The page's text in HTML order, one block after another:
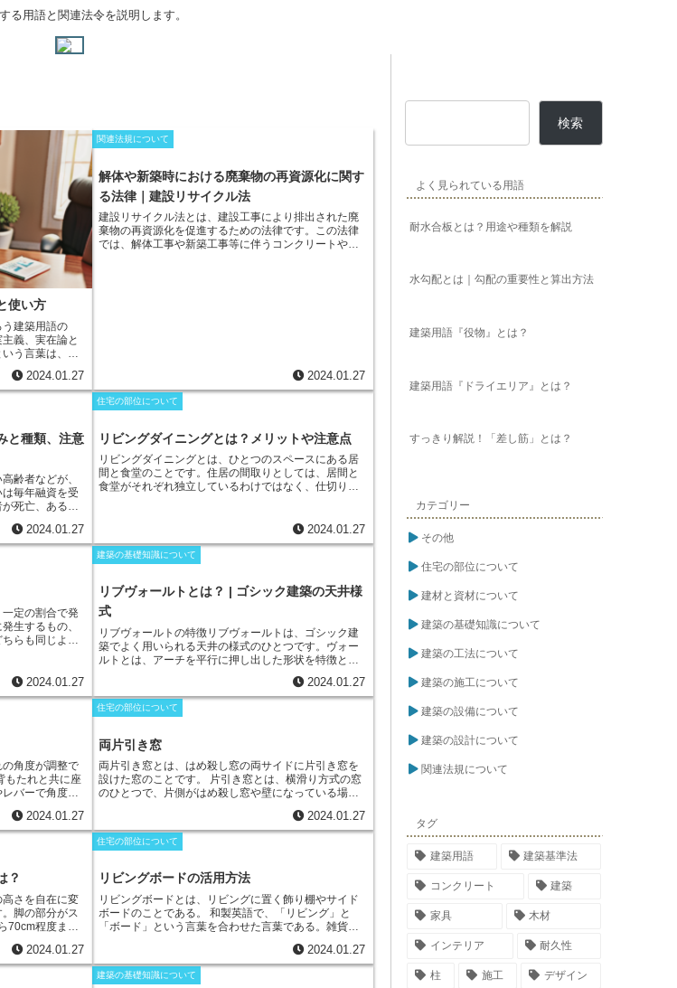
る用語と関連法令を説明します。
使い方
う建築用語の
義、実在論と
う言葉は、ラ
装を、現実世界
します。リア
デザインを追
・コルビュジエ
・デル・ローエ
れます。
2024.01.27
関連法規について
解体や新築時における廃棄物の再資源化に関す
る法律｜建設リサイクル法
建設リサイクル法とは、建設工事により排出された廃
棄物の再資源化を促進するための法律です。この法律
では、解体工事や新築工事等に伴うコンクリートや木
埋め立て処分されています。建設リサイクル法では、
これらの資材を再資源化して、新たな建設資材として
利用することを促進しています。これにより、廃棄物
た、建設リサイクル法では、建設資材の再資源化を促
進するために、建設業者に対する補助金や優遇税制な
どの支援策を講じています。建設リサイクル法は、建
設業界の環境負荷を軽減し、資源の有効活用を促進す
るための重要な法律です。この法律の施行により、建
2024.01.27
と種類、注意
齢者などが、
毎年融資を受
が死亡、あるい
関に担保として
モーゲージ
場合は、
いた残額を受
済期限の時に
却するか、自
があるのが大
2024.01.27
住宅の部位について
リビングダイニングとは？メリットや注意点
リビングダイニングとは、ひとつのスペースにある居
間と食堂のことです。住居の間取りとしては、居間と
食堂がそれぞれ独立しているわけではなく、仕切りを
ペースにし、どこからを居間＝リビングのスペースに
するかは、それぞれの住人次第となります。不動産物
件の用語として、「K」はキッチン、「D」はダイニン
グ（食堂）、「L」はリビング（居間）を表し、「リビ
ングダイニング」は「LD」として表されます。なお、
「リビングダイニング」の場合、キッチンとは独立し
ているため、キッチン独特の生活感などが、リビング
2024.01.27
定の割合で発
生するもの、
らも同じよう
発生するのは、
めです。相対的
るために利息
の景気によっ
2024.01.27
建築の基礎知識について
リブヴォールトとは？ | ゴシック建築の天井様
式
リブヴォールトの特徴リブヴォールトは、ゴシック建
築でよく用いられる天井の様式のひとつです。ヴォー
ルトとは、アーチを平行に押し出した形状を特徴とす
呼びます。リブヴォールトは、横断アーチとその対角
線のアーチをリブとして、その隙間をセルによって覆
うヴォールトです。リブを用いているため、天井が補
することができるため、広い天井下の空間
ことが可能です。リブによって分けられるセルの数に
よって四分ヴォールトや六分ヴォルトなどと呼び分け
られます。また、リブの形を星型にした押し型ヴォー
ルトや、ひし形にして網目状にした網状ヴォルトなど
2024.01.27
角度が調整で
もたれと共に座
バーで角度を
上下に動かして
への負担を軽
め、オフィス
2024.01.27
住宅の部位について
両片引き窓
両片引き窓とは、はめ殺し窓の両サイドに片引き窓を
設けた窓のことです。
片引き窓とは、横滑り方式の窓
のひとつで、片側がはめ殺し窓や壁になっている場合
の窓を動かせる引き違い窓と比べると、通風量や室温
調節などの機能面がやや劣ってしまいます。両片引き
窓では、両側を全開にすると窓二面分の開口を確保で
れます。
2024.01.27
？
さを自在に変
脚の部分がス
70cm程度まで
げる際は片手で
ながら体重を
が多いです。
2024.01.27
住宅の部位について
リビングボードの活用方法
リビングボードとは、リビングに置く飾り棚やサイド
ボードのことである。
和製英語で、「リビング」と
「ボード」という言葉を合わせた言葉である。雑貨や
ために強度を増したものなどがあり、さまざまな用途
に使用される。扉が付いたクローズ型、物を見せて使
うオープン型などの形状があり、用途や価格、大きさ
2024.01.27
建築の基礎知識について
検索
よく見られている用語
耐水合板とは？用途や種類を解説
水勾配とは｜勾配の重要性と算出方法
建築用語『役物』とは？
建築用語『ドライエリア』とは？
すっきり解説！「差し筋」とは？
カテゴリー
その他
住宅の部位について
建材と資材について
建築の基礎知識について
建築の工法について
建築の施工について
建築の設備について
建築の設計について
関連法規について
タグ
建築用語 建築基準法
コンクリート 建築
家具 木材
インテリア 耐久性
柱 施工 デザイン